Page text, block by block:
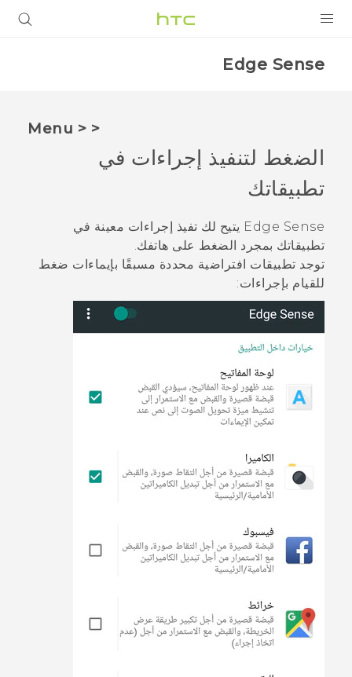
VIVERSE
الدعم
أجهزة HTC والملحقات
Edge Sense
< < Menu
الضغط لتنفيذ إجراءات في
تطبيقاتك
Edge Sense يتيح لك تفيذ إجراءات معينة في
تطبيقاتك بمجرد الضغط على هاتفك.
توجد تطبيقات افتراضية محددة مسبقًا بإيماءات ضغط
للقيام بإجراءات: